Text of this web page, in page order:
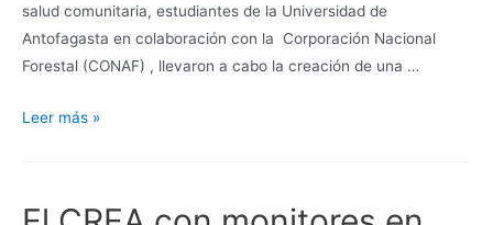
salud comunitaria, estudiantes de la Universidad de
Antofagasta en colaboración con la Corporación Nacional
Forestal (CONAF) , llevaron a cabo la creación de una …
Leer más »